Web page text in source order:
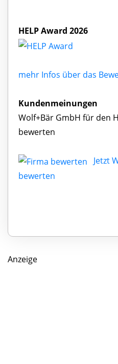
HELP Award 2026
mehr Infos über das
Kundenmeinungen
Wolf+Bär GmbH für den
bewerten
Jetzt
bewerten
Anzeige